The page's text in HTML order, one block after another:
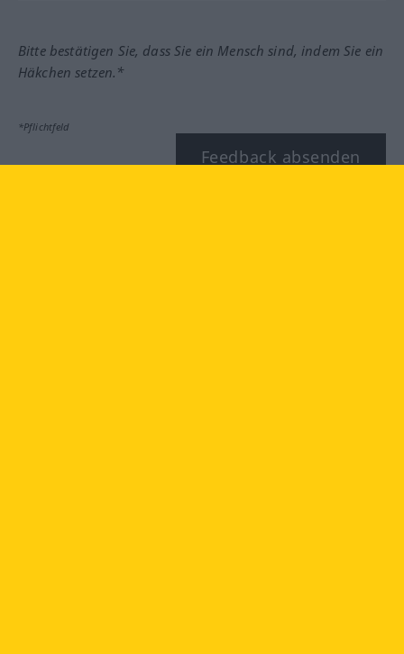
Bitte bestätigen Sie, dass Sie ein Mensch sind, indem Sie ein
Häkchen setzen.*
*Pflichtfeld
Feedback absenden